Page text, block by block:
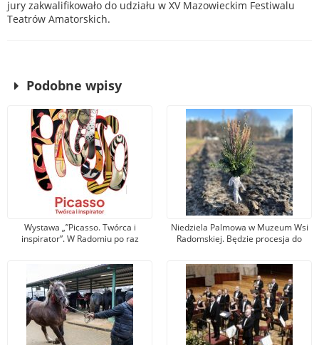
jury zakwalifikowało do udziału w XV Mazowieckim Festiwalu
Teatrów Amatorskich.
Podobne wpisy
Wystawa „”Picasso. Twórca i
inspirator”. W Radomiu po raz
legendarnego artysty
Niedziela Palmowa w Muzeum Wsi
Radomskiej. Będzie procesja do
warsztaty